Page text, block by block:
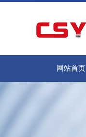
网站首页